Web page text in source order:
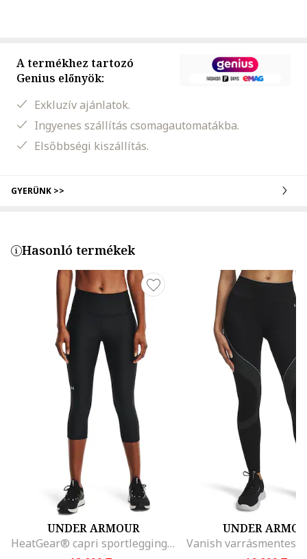
A termékhez tartozó
Genius előnyök:
Exkluzív ajánlatok.
Ingyenes szállítás csomagautomatákba.
Elsőbbségi kiszállítás.
GYERÜNK >>
Hasonló termékek
UNDER ARMOUR
HeatGear® capri sportleggings, Fehér/Fekete
UNDER